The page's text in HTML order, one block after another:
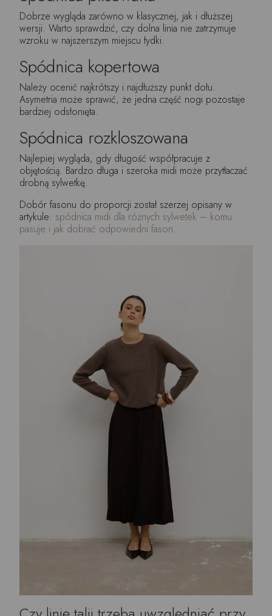
Dobrze wygląda zarówno w klasycznej, jak i dłuższej
wersji. Warto sprawdzić, czy dolna linia nie zatrzymuje
wzroku w najszerszym miejscu łydki.
Spódnica kopertowa
Należy ocenić najkrótszy i najdłuższy punkt dołu.
Asymetria może sprawić, że jedna część nogi pozostaje
bardziej odsłonięta.
Spódnica rozkloszowana
Najlepiej wygląda, gdy długość współpracuje z
objętością. Bardzo długa i szeroka midi może przytłaczać
drobną sylwetkę.
Dobór fasonu do proporcji został szerzej opisany w
artykule: spódnica midi dla różnych sylwetek – komu
pasuje i jak dobrać odpowiedni fason.